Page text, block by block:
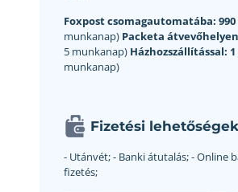
Foxpost csomagautomatába:
munkanap) Packeta
5 munkanap) Házhozszállítással:
munkanap)
Fizetési lehetőségek
- Utánvét;- Banki átutalás;- Online
fizetés;